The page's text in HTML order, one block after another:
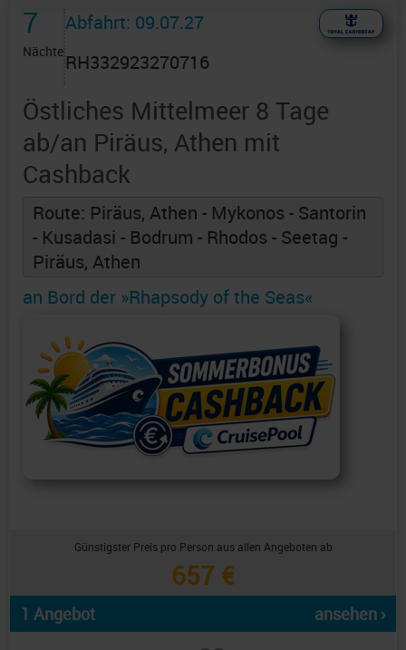
7
Nächte
Abfahrt: 09.07.27
RH332923270716
Östliches Mittelmeer 8 Tage
ab/an Piräus, Athen mit
Cashback
Route: Piräus, Athen - Mykonos - Santorin
- Kusadasi - Bodrum - Rhodos - Seetag -
Piräus, Athen
an Bord der »Rhapsody of the Seas«
Günstigster Preis pro Person aus allen Angeboten ab
657 €
1 Angebot ansehen ›